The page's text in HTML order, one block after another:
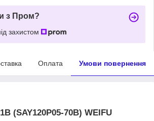
з Пром?
захистом
Оплата Умови повернення
(SAY120P05-70B) WEIFU